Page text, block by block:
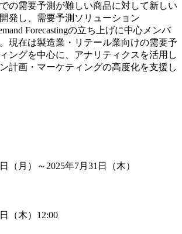
の需要予測が難しい商品に対して新しい
発し、需要予測ソリューション
Forecastingの立ち上げに中心メンバ
現在は製造業・リテール業向けの需要予
ングを中心に、アナリティクスを活用し
計画・マーケティングの高度化を支援し
（月）～2025年7月31日（木）
（木）12:00